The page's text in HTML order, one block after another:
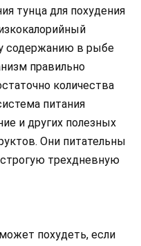
тунца для похудения
содержанию в рыбе
правильно
количества
питания
и других полезных
Они питательны
трехдневную
похудеть, если